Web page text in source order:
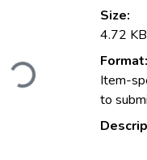
Loading...
Size:
4.72 KB
Format:
Item-
to